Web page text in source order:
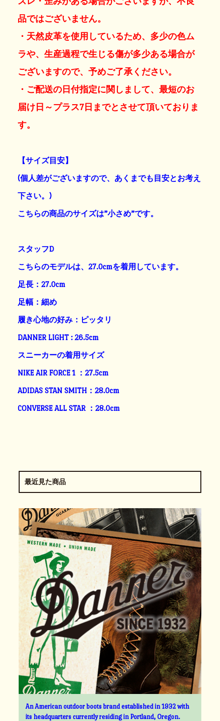
品ではございません。
・天然皮革を使用しているため、多少の色ム
ラや、生産過程で生じる傷が多少ある場合が
ございますので、予めご了承ください。
・ご配送の日付指定に関しまして、最短のお
届け日～プラス7日までとさせて頂いておりま
す。
【サイズ目安】
(個人差がございますので、あくまでも目安とお考え
下さい。)
こちらの商品のサイズは”小さめ”です。
スタッフD
こちらのモデルは、27.0cmを着用しています。
足長：27.0cm
足幅：細め
履き心地の好み：ピッタリ
DANNER LIGHT : 26.5cm
スニーカーの着用サイズ
NIKE AIR FORCE 1 ：27.5cm
ADIDAS STAN SMITH：28.0cm
CONVERSE ALL STAR ：28.0cm
最近見た商品
An American outdoor boots brand established in 1932 with
its headquarters currently residing in Portland, Oregon.